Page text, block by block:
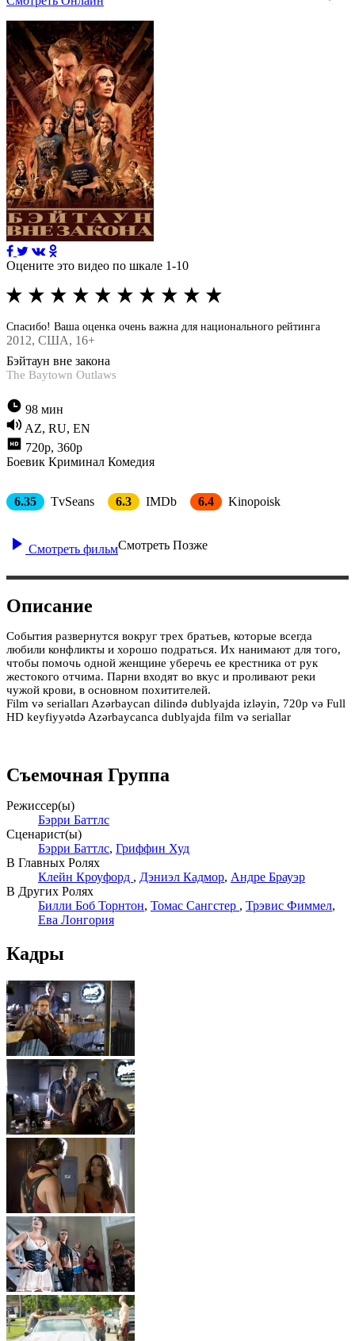
Оцените это видео по шкале 1-10
Спасибо! Ваша оценка очень важна для национального рейтинга
2012, США, 16+
Бэйтаун вне закона
The Baytown Outlaws
98 мин
AZ, RU, EN
720p, 360p
Боевик Криминал Комедия
6.35 TvSeans 6.3 IMDb 6.4 Kinopoisk
Смотреть фильмСмотреть Позже
Описание
События развернутся вокруг трех братьев, которые всегда
любили конфликты и хорошо подраться. Их нанимают для того,
чтобы помочь одной женщине уберечь ее крестника от рук
жестокого отчима. Парни входят во вкус и проливают реки
чужой крови, в основном похитителей.
Film və serialları Azərbaycan dilində dublyajda izləyin, 720p və Full
HD keyfiyyətdə Azərbaycanca dublyajda film və seriallar
Съемочная Группа
Режиссер(ы)
Бэрри Баттлс
Сценарист(ы)
Бэрри Баттлс, Гриффин Худ
В Главных Ролях
Клейн Кроуфорд , Дэниэл Кадмор, Андре Брауэр
В Других Ролях
Билли Боб Торнтон, Томас Сангстер , Трэвис Фиммел,
Ева Лонгория
Кадры